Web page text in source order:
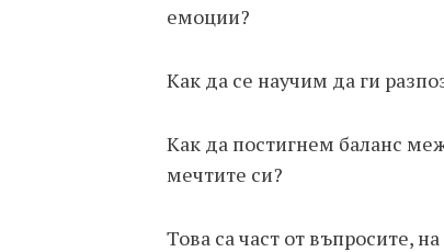
емоции?
Как да се научим да ги
Как да постигнем баланс
мечтите си?
Това са част от въпросите,